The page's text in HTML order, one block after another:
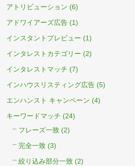
アトリビューション (6)
アドワイアーズ広告 (1)
インスタントプレビュー (1)
インタレストカテゴリー (2)
インタレストマッチ (7)
インハウスリスティング広告 (5)
エンハンスト キャンペーン (4)
キーワードマッチ (24)
フレーズ一致 (2)
完全一致 (3)
絞り込み部分一致 (2)